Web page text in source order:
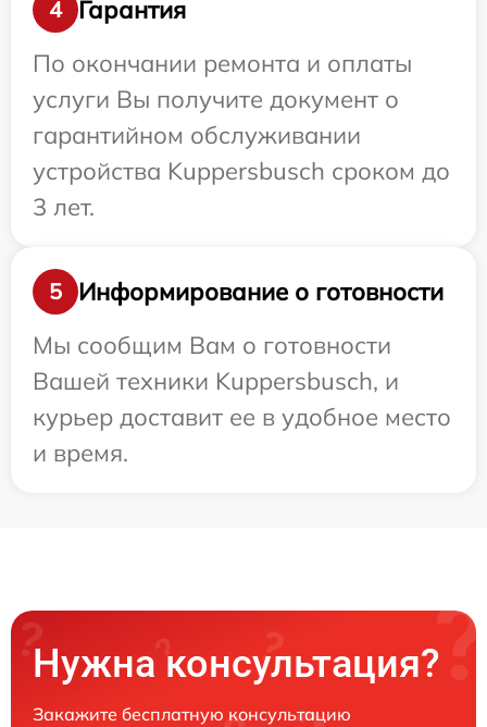
4
Гарантия
По окончании ремонта и оплаты
услуги Вы получите документ о
гарантийном обслуживании
устройства Kuppersbusch сроком до
3 лет.
5
Информирование о готовности
Мы сообщим Вам о готовности
Вашей техники Kuppersbusch, и
курьер доставит ее в удобное место
и время.
Нужна консультация?
Закажите бесплатную консультацию